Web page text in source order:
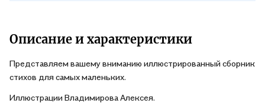
Описание и характеристики
Представляем вашему вниманию иллюстрированный сборник
стихов для самых маленьких.
Иллюстрации Владимирова Алексея.